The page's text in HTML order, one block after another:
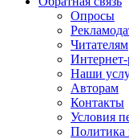
Опросы
Читателям
Наши
Авторам
Контакты
Условия
Политика